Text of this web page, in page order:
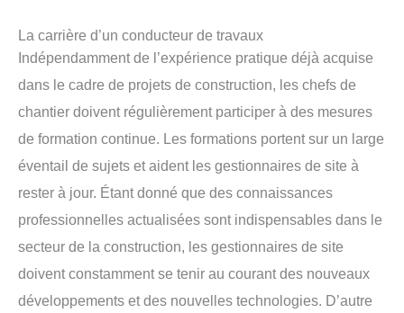
La carrière d’un conducteur de travaux
Indépendamment de l’expérience pratique déjà acquise
dans le cadre de projets de construction, les chefs de
chantier doivent régulièrement participer à des mesures
de formation continue. Les formations portent sur un large
éventail de sujets et aident les gestionnaires de site à
rester à jour. Étant donné que des connaissances
professionnelles actualisées sont indispensables dans le
secteur de la construction, les gestionnaires de site
doivent constamment se tenir au courant des nouveaux
développements et des nouvelles technologies. D’autre